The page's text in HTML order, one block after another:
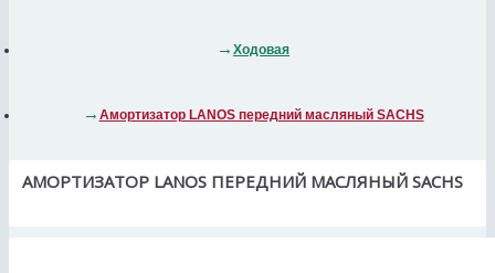
Ходовая
Амортизатор LANOS передний масляный SACHS
АМОРТИЗАТОР LANOS ПЕРЕДНИЙ МАСЛЯНЫЙ SACHS